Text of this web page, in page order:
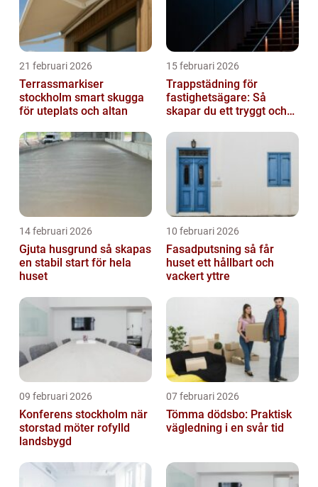
21 februari 2026
Terrassmarkiser
stockholm smart skugga
för uteplats och altan
15 februari 2026
Trappstädning för
fastighetsägare: Så
skapar du ett tryggt och
Stockholm
14 februari 2026
Gjuta husgrund så skapas
en stabil start för hela
huset
10 februari 2026
Fasadputsning så får
huset ett hållbart och
vackert yttre
09 februari 2026
Konferens stockholm när
storstad möter rofylld
landsbygd
07 februari 2026
Tömma dödsbo: Praktisk
vägledning i en svår tid